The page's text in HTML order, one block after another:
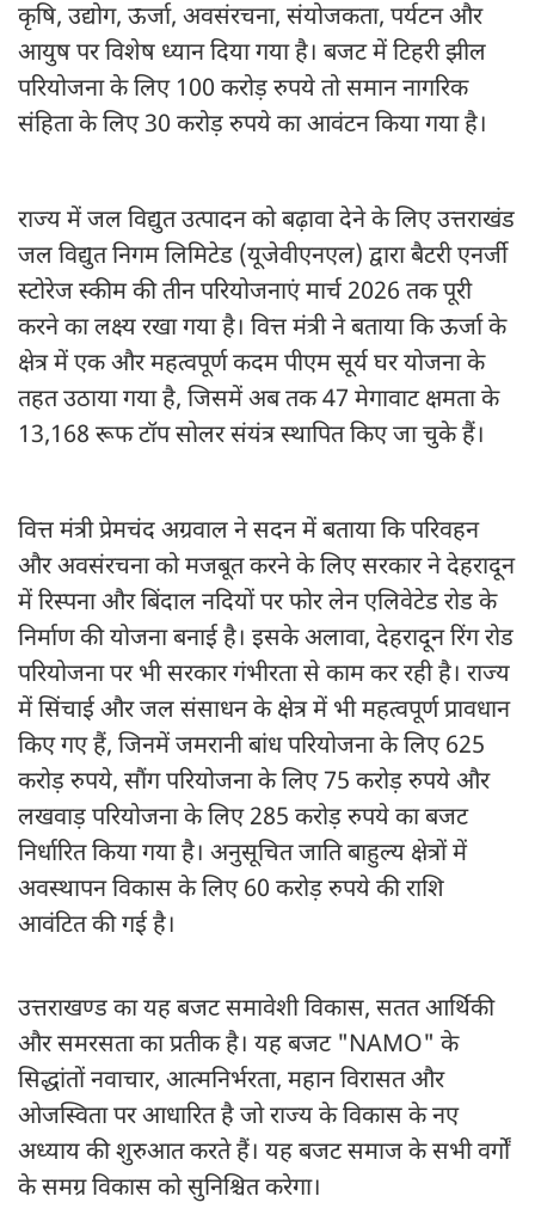
कृषि, उद्योग, ऊर्जा, अवसंरचना, संयोजकता, पर्यटन और
आयुष पर विशेष ध्यान दिया गया है। बजट में टिहरी झील
परियोजना के लिए 100 करोड़ रुपये तो समान नागरिक
संहिता के लिए 30 करोड़ रुपये का आवंटन किया गया है।
राज्य में जल विद्युत उत्पादन को बढ़ावा देने के लिए उत्तराखंड
जल विद्युत निगम लिमिटेड (यूजेवीएनएल) द्वारा बैटरी एनर्जी
स्टोरेज स्कीम की तीन परियोजनाएं मार्च 2026 तक पूरी
करने का लक्ष्य रखा गया है। वित्त मंत्री ने बताया कि ऊर्जा के
क्षेत्र में एक और महत्वपूर्ण कदम पीएम सूर्य घर योजना के
तहत उठाया गया है, जिसमें अब तक 47 मेगावाट क्षमता के
13,168 रूफ टॉप सोलर संयंत्र स्थापित किए जा चुके हैं।
वित्त मंत्री प्रेमचंद अग्रवाल ने सदन में बताया कि परिवहन
और अवसंरचना को मजबूत करने के लिए सरकार ने देहरादून
में रिस्पना और बिंदाल नदियों पर फोर लेन एलिवेटेड रोड के
निर्माण की योजना बनाई है। इसके अलावा, देहरादून रिंग रोड
परियोजना पर भी सरकार गंभीरता से काम कर रही है। राज्य
में सिंचाई और जल संसाधन के क्षेत्र में भी महत्वपूर्ण प्रावधान
किए गए हैं, जिनमें जमरानी बांध परियोजना के लिए 625
करोड़ रुपये, सौंग परियोजना के लिए 75 करोड़ रुपये और
लखवाड़ परियोजना के लिए 285 करोड़ रुपये का बजट
निर्धारित किया गया है। अनुसूचित जाति बाहुल्य क्षेत्रों में
अवस्थापन विकास के लिए 60 करोड़ रुपये की राशि
आवंटित की गई है।
उत्तराखण्ड का यह बजट समावेशी विकास, सतत आर्थिकी
और समरसता का प्रतीक है। यह बजट "NAMO" के
सिद्धांतों नवाचार, आत्मनिर्भरता, महान विरासत और
ओजस्विता पर आधारित है जो राज्य के विकास के नए
अध्याय की शुरुआत करते हैं। यह बजट समाज के सभी वर्गों
के समग्र विकास को सुनिश्चित करेगा।